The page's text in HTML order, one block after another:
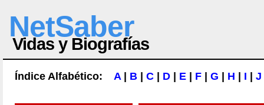
NetSaber
Vidas y Biografías
Índice Alfabético: A| B C D E F G H I J